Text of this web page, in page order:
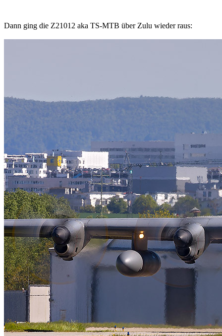
Dann ging die Z21012 aka TS-MTB über Zulu wieder raus: